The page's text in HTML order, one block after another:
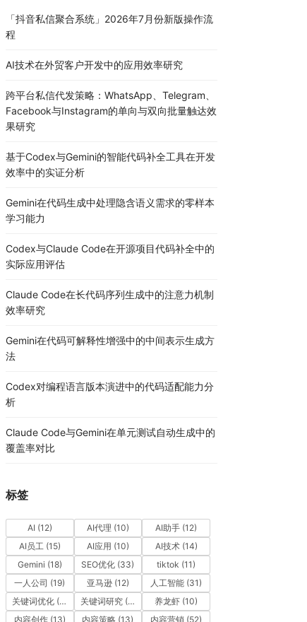
「抖音私信聚合系统」2026年7月份新版操作流
程
AI技术在外贸客户开发中的应用效率研究
跨平台私信代发策略：WhatsApp、Telegram、
Facebook与Instagram的单向与双向批量触达效
果研究
基于Codex与Gemini的智能代码补全工具在开发
效率中的实证分析
Gemini在代码生成中处理隐含语义需求的零样本
学习能力
Codex与Claude Code在开源项目代码补全中的
实际应用评估
Claude Code在长代码序列生成中的注意力机制
效率研究
Gemini在代码可解释性增强中的中间表示生成方
法
Codex对编程语言版本演进中的代码适配能力分
析
Claude Code与Gemini在单元测试自动生成中的
覆盖率对比
标签
AI (12) AI代理 (10) AI助手 (12)
AI员工(15) AI应用 (10) AI技术(14)
Gemini (18) SEO优化 (33) tiktok (11)
一人公司 (19) 亚马逊(12) 人工智能 (31)
关键词优化 (10) 关键词研究(12) 养龙虾 (10)
内容创作(13) 内容策略 (13) 内容营销 (52)